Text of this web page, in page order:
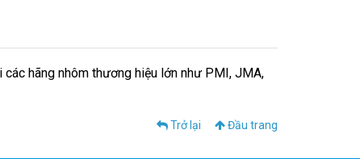
hãng nhôm thương hiệu lớn như PMI, JMA,
Trở lại Đầu trang